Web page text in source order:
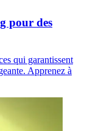
pour des
qui garantissent
Apprenez à